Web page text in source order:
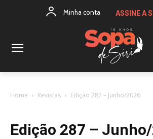
Minha conta ASSINE A
Home Revistas Edição 287 – Junho/2026
Edição 287 –